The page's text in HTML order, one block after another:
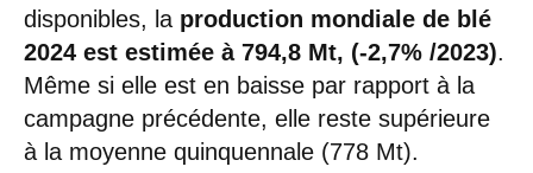
disponibles, la production mondiale de blé
2024 est estimée à 794,8 Mt, (-2,7% /2023).
Même si elle est en baisse par rapport à la
campagne précédente, elle reste supérieure
à la moyenne quinquennale (778 Mt).